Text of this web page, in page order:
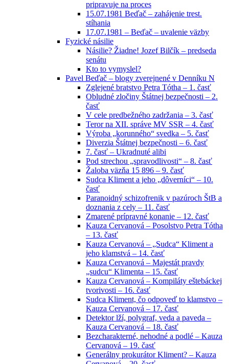
pripravuje na proces
15.07.1981 Beďač – zahájenie trest.
stíhania
17.07.1981 – Beďač – uvalenie väzby
Fyzické násilie
Násilie? Žiadne! Jozef Bilčík – predseda
senátu
Kto to vymyslel?
Pavel Beďač – blogy zverejnené v Denníku N
Zglejené bratstvo Petra Tótha – 1. časť
Obludné zločiny Štátnej bezpečnosti – 2.
časť
V cele predbežného zadržania – 3. časť
Teror na XII. správe MV SSR – 4. časť
Výroba „korunného“ svedka – 5. časť
Diverzia Štátnej bezpečnosti – 6. časť
7. časť – Ukradnuté alibi
Pod strechou „spravodlivosti“ – 8. časť
Žaloba väzňa 15 896 – 9. časť
Sudca Kliment a jeho „dôverníci“ – 10.
časť
Paranoidný schizofrenik v pazúroch ŠtB a
doznania z cely – 11. časť
Zmarené prípravné konanie – 12. časť
Kauza Cervanová – Posolstvo Petra Tótha
– 13. časť
Kauza Cervanová – „Sudca“ Kliment a
jeho klamstvá – 14. časť
Kauza Cervanová – Majestát pravdy
„sudcu“ Klimenta – 15. časť
Kauza Cervanová – Kompiláty eštebáckej
tvorivosti – 16. časť
Sudca Kliment, čo odpoveď to klamstvo –
Kauza Cervanová – 17. časť
Detektor lží, polygraf, veda a paveda –
Kauza Cervanová – 18. časť
Bezcharakterné, nehodné a podlé – Kauza
Cervanová – 19. časť
Generálny prokurátor Kliment? – Kauza